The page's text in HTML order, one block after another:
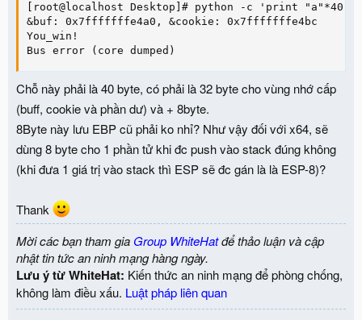
[root@localhost Desktop]# python -c 'print "a"*40
&buf: 0x7fffffffe4a0, &cookie: 0x7fffffffe4bc
You_win!
Bus error (core dumped)
Chỗ này phải là 40 byte, có phải là 32 byte cho vùng nhớ cấp
(buff, cookie và phần dư) và + 8byte.
8Byte này lưu EBP cũ phải ko nhỉ? Như vậy đối với x64, sẽ
dùng 8 byte cho 1 phần tử khi đc push vào stack đúng không
(khi đưa 1 giá trị vào stack thì ESP sẽ đc gán là là ESP-8)?
Thank
Mời các bạn tham gia Group WhiteHatđể thảo luận và cập
nhật tin tức an ninh mạng hàng ngày.
Lưu ý từ WhiteHat: Kiến thức an ninh mạng để phòng chống,
không làm điều xấu. Luật pháp liên quan